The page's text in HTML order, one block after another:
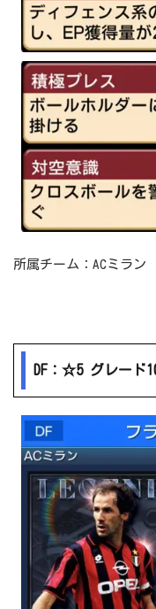
所属チーム：ACミラン
DF：☆5 グレード